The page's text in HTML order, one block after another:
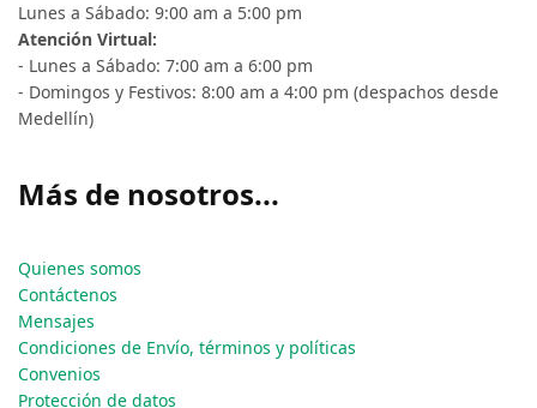
Lunes a Sábado: 9:00 am a 5:00 pm
Atención Virtual:
- Lunes a Sábado: 7:00 am a 6:00 pm
- Domingos y Festivos: 8:00 am a 4:00 pm (despachos desde
Medellín)
Más de nosotros...
Quienes somos
Contáctenos
Mensajes
Condiciones de Envío, términos y políticas
Convenios
Protección de datos